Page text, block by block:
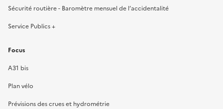
Sécurité routière - Baromètre mensuel de l’accidentalité
Service Publics +
Focus
A31 bis
Plan vélo
Prévisions des crues et hydrométrie